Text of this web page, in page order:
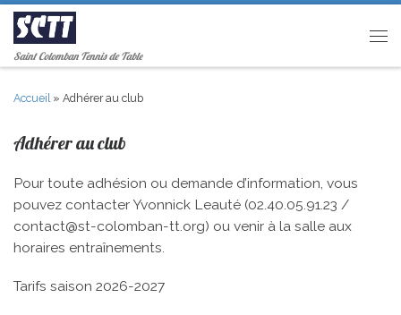
Passer au contenu
Saint Colomban Tennis de Table
Accueil » Adhérer au club
Adhérer au club
Pour toute adhésion ou demande d’information, vous
pouvez contacter Yvonnick Leauté (02.40.05.91.23 /
contact@st-colomban-tt.org) ou venir à la salle aux
horaires entraînements.
Tarifs saison 2026-2027